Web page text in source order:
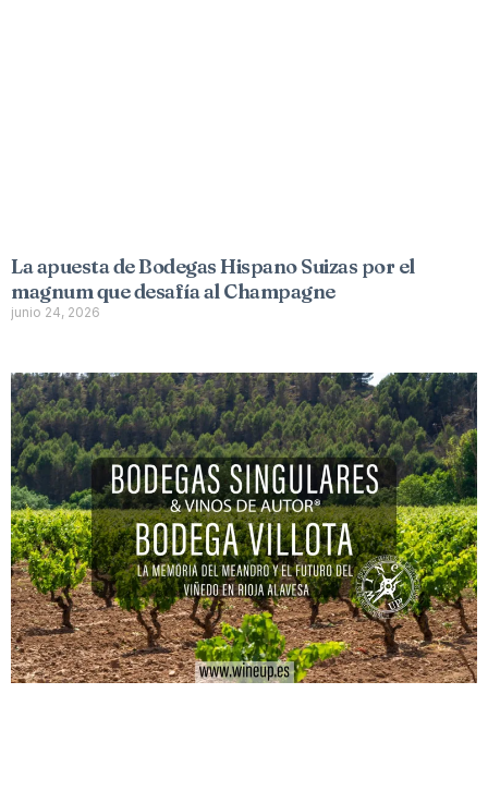
La apuesta de Bodegas Hispano Suizas por el
magnum que desafía al Champagne
junio 24, 2026